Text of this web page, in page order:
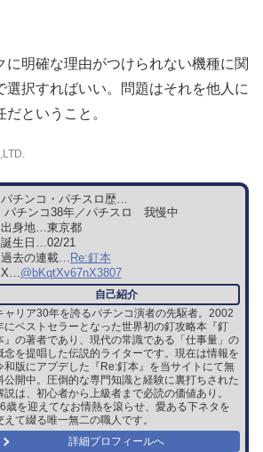
に明確な理由がつけられない機種に関
選択すればいい。問題はそれを他人に
だということ。
チンコ・パチスロ歴…
パチンコ38年／パチスロ 我慢中
身地…東京都
生日…02/21
去の連載… Re:釘本
@bKqtXv67nX3807
ャリア30年を誇るパチンコ演者の先駆者。2002
にベストセラーとなった世界初の釘攻略本『釘
』の著者であり、現代の常識である「仕事量」の
念を提唱した伝説的ライターです。現在は情報を
和版にアプデした『Re:釘本』を当サイトにて無
公開中。圧倒的な専門知識と経験に裏打ちされた
説は、初心者から上級者まで必読の価値あり。
歳を迎えてなお情熱を滾らせ、愛ある下ネタを
えて綴る唯一無二の職人です。
詳細プロフィールへ